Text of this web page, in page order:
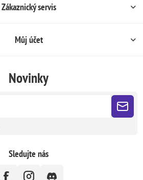
Zákaznický servis
Můj účet
Novinky
Sledujte nás